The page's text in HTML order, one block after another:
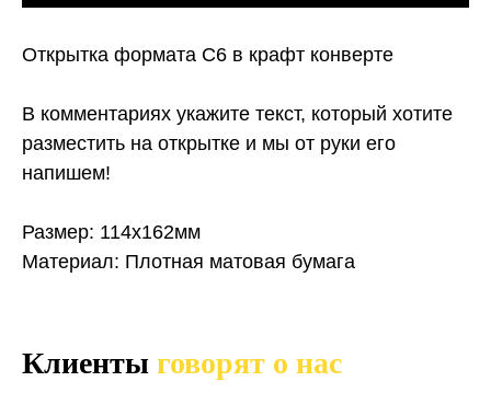
Открытка формата С6 в крафт конверте
В комментариях укажите текст, который хотите
разместить на открытке и мы от руки его
напишем!
Размер: 114х162мм
Материал: Плотная матовая бумага
Клиенты говорят о нас